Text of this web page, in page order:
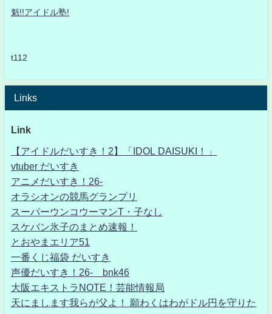
魁!!アイドル塾!
t112
Links
Link
【アイドルだいすき！2】「IDOL DAISUKI！」
vtuber だいすき
アニメだいすき！26-
オラシオンの競馬グランプリ
スーパーウンコウーマンT・子なし
スケバン氷子のまとめ速報！
とおやまエリア51
一番くじ福袋 だいすき
声優だいすき！26- bnk46
大阪エキストラNOTE！芸能情報局
天にまします我らが父よ！ 願わくはわがドル円を守りた